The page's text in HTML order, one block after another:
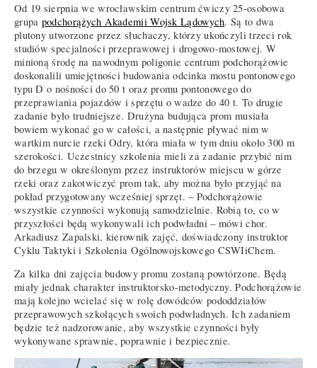
Od 19 sierpnia we wrocławskim centrum ćwiczy 25-osobowa
grupa podchorążych Akademii Wojsk Lądowych. Są to dwa
plutony utworzone przez słuchaczy, którzy ukończyli trzeci rok
studiów specjalności przeprawowej i drogowo-mostowej. W
minioną środę na nawodnym poligonie centrum podchorążowie
doskonalili umiejętności budowania odcinka mostu pontonowego
typu D o nośności do 50 t oraz promu pontonowego do
przeprawiania pojazdów i sprzętu o wadze do 40 t. To drugie
zadanie było trudniejsze. Drużyna budująca prom musiała
bowiem wykonać go w całości, a następnie pływać nim w
wartkim nurcie rzeki Odry, która miała w tym dniu około 300 m
szerokości. Uczestnicy szkolenia mieli za zadanie przybić nim
do brzegu w określonym przez instruktorów miejscu w górze
rzeki oraz zakotwiczyć prom tak, aby można było przyjąć na
pokład przygotowany wcześniej sprzęt. – Podchorążowie
wszystkie czynności wykonują samodzielnie. Robią to, co w
przyszłości będą wykonywali ich podwładni – mówi chor.
Arkadiusz Zapalski, kierownik zajęć, doświadczony instruktor
Cyklu Taktyki i Szkolenia Ogólnowojskowego CSWIiChem.
Za kilka dni zajęcia budowy promu zostaną powtórzone. Będą
miały jednak charakter instruktorsko-metodyczny. Podchorążowie
mają kolejno wcielać się w rolę dowódców pododdziałów
przeprawowych szkolących swoich podwładnych. Ich zadaniem
będzie też nadzorowanie, aby wszystkie czynności były
wykonywane sprawnie, poprawnie i bezpiecznie.